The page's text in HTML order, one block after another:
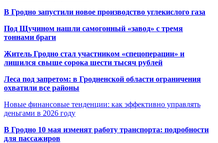
В Гродно запустили новое производство углекислого газа
Под Щучином нашли самогонный «завод» с тремя
тоннами браги
Житель Гродно стал участником «спецоперации» и
лишился свыше сорока шести тысяч рублей
Леса под запретом: в Гродненской области ограничения
охватили все районы
Новые финансовые тенденции: как эффективно управлять
деньгами в 2026 году
В Гродно 10 мая изменят работу транспорта: подробности
для пассажиров